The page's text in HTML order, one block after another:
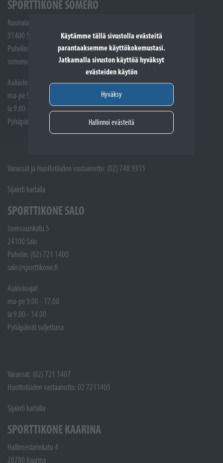
Käytämme tällä sivustolla evästeitä
parantaaksemme käyttökokemustasi.
Jatkamalla sivuston käyttöä hyväksyt
evästeiden käytön
Hyväksy
Hallinnoi evästeitä
SPORTTIKONE SOMERO
Ruunalantie 5
31400 Somero
Puhelin: (02) 748 9300
somero@sporttikone.fi
Aukioloajat
ma-pe 9.00 - 17.00
la 9.00 - 14.00
Pyhäpäivät suljettuna
Varaosat ja Huoltotöiden vastaanotto: (02) 748 9315
Sijainti kartalla
SPORTTIKONE SALO
Joensuunkatu 5
24100 Salo
Puhelin: (02) 721 1400
salo@sporttikone.fi
Aukioloajat
ma-pe 9.00 - 17.00
la 9.00 - 14.00
Pyhäpäivät suljettuna
Varaosat: (02) 721 1407
Huoltotöiden vastaanotto: 02 7211405
Sijainti kartalla
SPORTTIKONE KAARINA
Hallimestarinkatu 4
20780 Kaarina